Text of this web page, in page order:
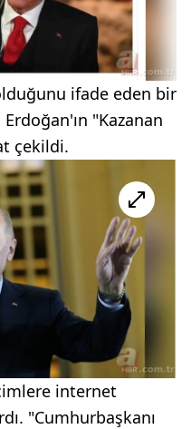
ifade eden bir
"Kazanan
çekildi.
internet
"Cumhurbaşkanı